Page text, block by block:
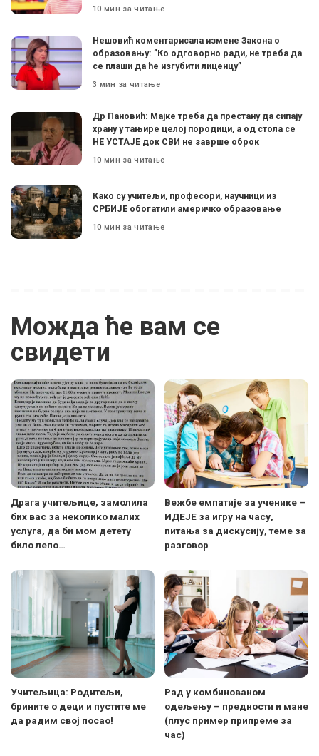
10 мин за читање
Нешовић коментарисала измене Закона о
образовању: ”Ко одговорно ради, не треба да
се плаши да ће изгубити лиценцу”
3 мин за читање
Др Пановић: Мајке треба да престану да сипају
храну у тањире целој породици, а од стола се
НЕ УСТАЈЕ док СВИ не заврше оброк
10 мин за читање
Како су учитељи, професори, научници из
СРБИЈЕ обогатили америчко образовање
10 мин за читање
Можда ће вам се
свидети
Драга учитељице, замолила
бих вас за неколико малих
услуга, да би мом детету
било лепо…
Вежбе емпатије за ученике –
ИДЕЈЕ за игру на часу,
питања за дискусију, теме за
разговор
Учитељицa: Родитељи,
брините о деци и пустите ме
да радим свој посао!
Рад у комбинованом
одељењу – предности и мане
(плус пример припреме за
час)